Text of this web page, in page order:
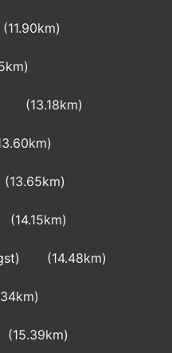
(11.90km)
(13.18km)
(13.65km)
(14.15km)
(14.48km)
(15.39km)